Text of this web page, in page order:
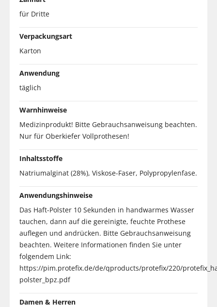
für Dritte
Verpackungsart
Karton
Anwendung
täglich
Warnhinweise
Medizinprodukt! Bitte Gebrauchsanweisung beachten.
Nur für Oberkiefer Vollprothesen!
Inhaltsstoffe
Natriumalginat (28%), Viskose-Faser, Polypropylenfase.
Anwendungshinweise
Das Haft-Polster 10 Sekunden in handwarmes Wasser
tauchen, dann auf die gereinigte, feuchte Prothese
auflegen und andrücken. Bitte Gebrauchsanweisung
beachten. Weitere Informationen finden Sie unter
folgendem Link:
https://pim.protefix.de/de/qproducts/protefix/220/
polster_bpz.pdf
Damen & Herren